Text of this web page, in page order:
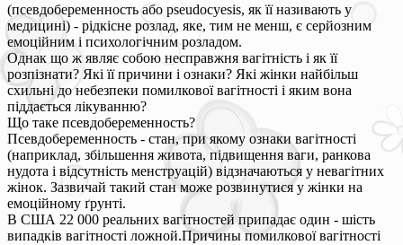
(псевдобеременность або pseudocyesis, як її називають у
медицині) - рідкісне розлад, яке, тим не менш, є серйозним
емоційним і психологічним розладом.
Однак що ж являє собою несправжня вагітність і як її
розпізнати? Які її причини і ознаки? Які жінки найбільш
схильні до небезпеки помилкової вагітності і яким вона
піддається лікуванню?
Що таке псевдобеременность?
Псевдобеременность - стан, при якому ознаки вагітності
(наприклад, збільшення живота, підвищення ваги, ранкова
нудота і відсутність менструацій) відзначаються у невагітних
жінок. Зазвичай такий стан може розвинутися у жінки на
емоційному ґрунті.
В США 22 000 реальних вагітностей припадає один - шість
випадків вагітності ложной.Причины помилкової вагітності